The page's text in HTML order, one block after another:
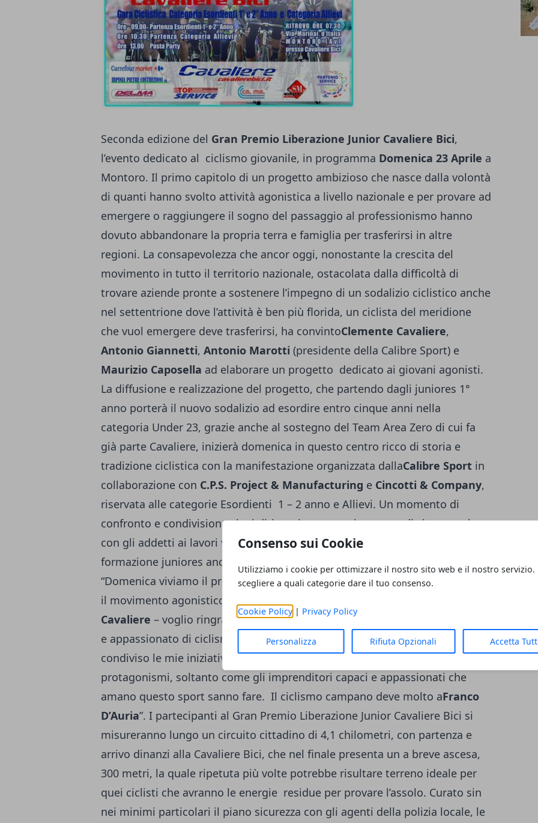
Consenso sui Cookie
Utilizziamo i cookie per ottimizzare il nostro sito web e il nostro servizio.
scegliere a quali categorie dare il tuo consenso.
Cookie Policy| Privacy Policy
Personalizza Rifiuta Opzionali Accetta
Seconda edizione del Gran Premio Liberazione Junior Cavaliere Bici,
l’evento dedicato al ciclismo giovanile, in programma Domenica 23 Aprile a
Montoro. Il primo capitolo di un progetto ambizioso che nasce dalla volontà
di quanti hanno svolto attività agonistica a livello nazionale e per provare ad
emergere o raggiungere il sogno del passaggio al professionismo hanno
dovuto abbandonare la propria terra e famiglia per trasferirsi in altre
regioni. La consapevolezza che ancor oggi, nonostante la crescita del
movimento in tutto il territorio nazionale, ostacolata dalla difficoltà di
trovare aziende pronte a sostenere l’impegno di un sodalizio ciclistico anche
nel settentrione dove l’attività è ben più florida, un ciclista del meridione
che vuol emergere deve trasferirsi, ha convintoClemente Cavaliere,
Antonio Giannetti, Antonio Marotti (presidente della Calibre Sport) e
Maurizio Caposella ad elaborare un progetto dedicato ai giovani agonisti.
La diffusione e realizzazione del progetto, che partendo dagli juniores 1°
anno porterà il nuovo sodalizio ad esordire entro cinque anni nella
categoria Under 23, grazie anche al sostegno del Team Area Zero di cui fa
già parte Cavaliere, inizierà domenica in questo centro ricco di storia e
tradizione ciclistica con la manifestazione organizzata dallaCalibre Sport in
collaborazione con C.P.S. Project & Manufacturing e Cincotti & Company,
riservata alle categorie Esordienti 1 – 2 anno e Allievi. Un momento di
confronto e condivisione che i dirigenti montoresi sperano di vivere anche
con gli addetti ai lavori valutando l’opportunità di poter integrare nella
formazione juniores anche ciclisti che parteciperanno al GP Liberazione:
“Domenica viviamo il primo atto di questo progetto destinato a far crescere
il movimento agonistico giovanile nella nostra terra – sottolinea
Cavaliere – voglio ringraziare Franco D’Auria proprietario dell’azienda C.P.S.
e appassionato di ciclismo. Una persona eccezionale che ha sempre
condiviso le mie iniziative, vivendole intensamente ed evitando
protagonismi, soltanto come gli imprenditori capaci e appassionati che
amano questo sport sanno fare. Il ciclismo campano deve molto aFranco
D’Auria”. I partecipanti al Gran Premio Liberazione Junior Cavaliere Bici si
misureranno lungo un circuito cittadino di 4,1 chilometri, con partenza e
arrivo dinanzi alla Cavaliere Bici, che nel finale presenta un a breve ascesa,
300 metri, la quale ripetuta più volte potrebbe risultare terreno ideale per
quei ciclisti che avranno le energie residue per provare l’assolo. Curato sin
nei minimi particolari il piano sicurezza con gli agenti della polizia locale, le